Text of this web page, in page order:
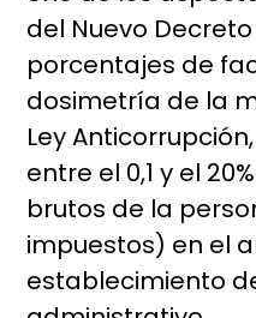
del Nuevo
porcentajes de
dosimetría de la
Ley
entre el 0,1 y el
brutos de la
impuestos) en el
establecimiento